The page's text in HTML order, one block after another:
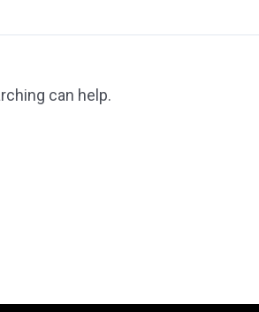
can help.